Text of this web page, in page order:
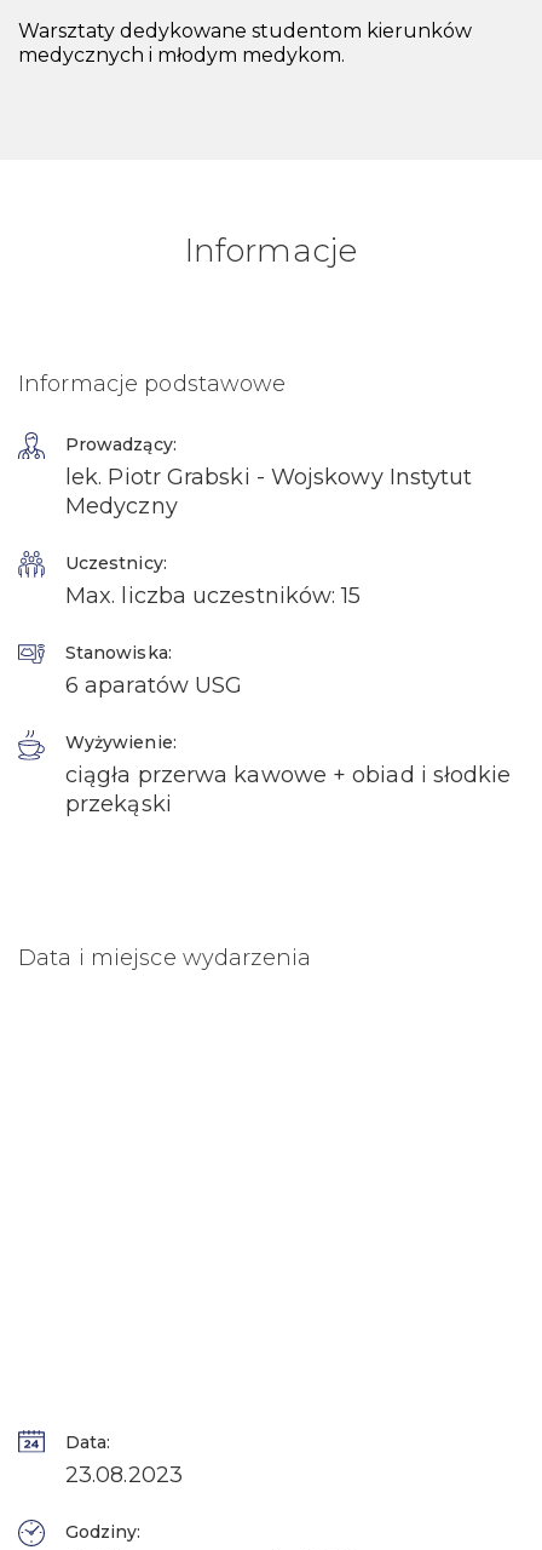
Warsztaty dedykowane studentom kierunków
medycznych i młodym medykom.
Informacje
Informacje podstawowe
Prowadzący:
lek. Piotr Grabski - Wojskowy Instytut
Medyczny
Uczestnicy:
Max. liczba uczestników: 15
Stanowiska:
6 aparatów USG
Wyżywienie:
ciągła przerwa kawowe + obiad i słodkie
przekąski
Data i miejsce wydarzenia
Data:
23.08.2023
Godziny: